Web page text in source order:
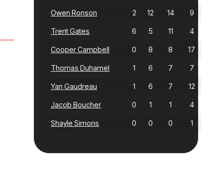
Owen Ronson 2 12 14 9
Trent Gates 6 5 11 4
Cooper Campbell 0 8 8 17
Thomas Duhamel 1 6 7 7
Yan Gaudreau 1 6 7 12
Jacob Boucher 0 1 1 4
Shayle Simons 0 0 0 1